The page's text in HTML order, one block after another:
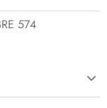
574